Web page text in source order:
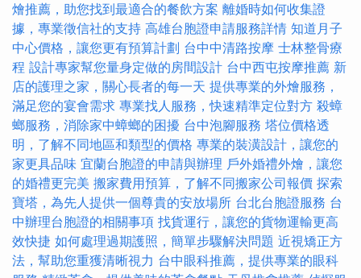
燴推薦，助您找到最適合的餐飲方案 離婚時如何收集證
據，專業徵信社的支持 高雄台胞證申請服務詳情 知道月子
中心價格，讓您更有預算計劃 台中中清路按摩 士林整骨療
程 設計專家幫您量身定做的房間設計 台中西屯按摩推薦 新
店的護理之家，關心長者的每一天 提供專業的外燴服務，
滿足您的宴會需求 專業找人服務，快速精準定位對方 殺蟑
螂服務，消除家中蟑螂的困擾 台中泡腳服務 塔位價格透
明，了解不同地區和類型的價格 專業的裝潢設計，讓您的
家更具品味 宜蘭台胞證的申請與辦理 戶外婚禮外燴，讓您
的婚禮更完美 搬家費用預算，了解不同搬家公司報價 探索
寶塔，為先人提供一個尊貴的安放場所 台北台胞證服務 台
中辦理台胞證的相關事項 找貨運行，讓您的貨物運輸更高
效快捷 如何處理過期護照，簡單步驟解決問題 近視矯正方
法，幫助您重獲清晰視力 台中眼科推薦，提供專業的眼科